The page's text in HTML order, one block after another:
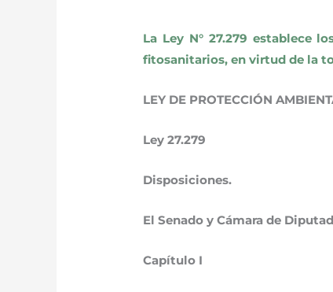
La Ley N° 27.279 establece
fitosanitarios, en virtud de la
LEY DE PROTECCIÓN
Ley 27.279
Disposiciones.
El Senado y Cámara de
Capítulo I